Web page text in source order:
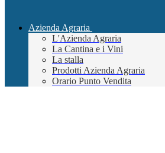
Azienda Agraria
L'Azienda Agraria
La Cantina e i Vini
La stalla
Prodotti Azienda Agraria
Orario Punto Vendita